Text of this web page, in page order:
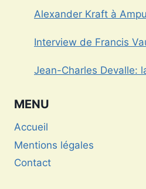
Alexander Kraft à
Interview de Francis
Jean-Charles Devalle:
MENU
Accueil
Mentions légales
Contact